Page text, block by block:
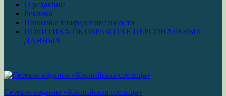
О редакции
Реклама
Политика конфиденциальности
ПОЛИТИКА ОБ ОБРАБОТКЕ ПЕРСОНАЛЬНЫХ
ДАННЫХ
Сетевое издание «Каспийская столица»